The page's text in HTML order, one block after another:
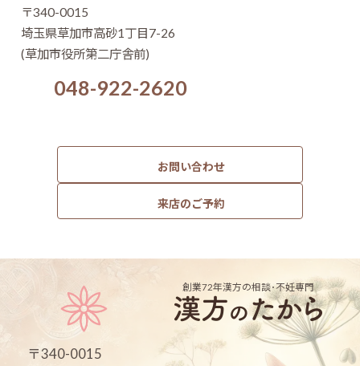
〒340-0015
埼玉県草加市高砂1丁目7-26
(草加市役所第二庁舎前)
048-922-2620
お問い合わせ
来店のご予約
創業72年漢方の相談･不妊専門
〒340-0015